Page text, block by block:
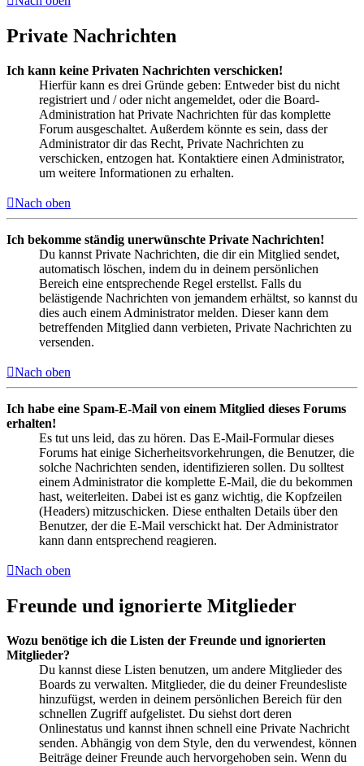
Private Nachrichten
Ich kann keine Privaten Nachrichten verschicken!
Hierfür kann es drei Gründe geben: Entweder bist du nicht
registriert und / oder nicht angemeldet, oder die Board-
Administration hat Private Nachrichten für das komplette
Forum ausgeschaltet. Außerdem könnte es sein, dass der
Administrator dir das Recht, Private Nachrichten zu
verschicken, entzogen hat. Kontaktiere einen Administrator,
um weitere Informationen zu erhalten.
Nach oben
Ich bekomme ständig unerwünschte Private Nachrichten!
Du kannst Private Nachrichten, die dir ein Mitglied sendet,
automatisch löschen, indem du in deinem persönlichen
Bereich eine entsprechende Regel erstellst. Falls du
belästigende Nachrichten von jemandem erhältst, so kannst du
dies auch einem Administrator melden. Dieser kann dem
betreffenden Mitglied dann verbieten, Private Nachrichten zu
versenden.
Nach oben
Ich habe eine Spam-E-Mail von einem Mitglied dieses Forums
erhalten!
Es tut uns leid, das zu hören. Das E-Mail-Formular dieses
Forums hat einige Sicherheitsvorkehrungen, die Benutzer, die
solche Nachrichten senden, identifizieren sollen. Du solltest
einem Administrator die komplette E-Mail, die du bekommen
hast, weiterleiten. Dabei ist es ganz wichtig, die Kopfzeilen
(Headers) mitzuschicken. Diese enthalten Details über den
Benutzer, der die E-Mail verschickt hat. Der Administrator
kann dann entsprechend reagieren.
Nach oben
Freunde und ignorierte Mitglieder
Wozu benötige ich die Listen der Freunde und ignorierten
Mitglieder?
Du kannst diese Listen benutzen, um andere Mitglieder des
Boards zu verwalten. Mitglieder, die du deiner Freundesliste
hinzufügst, werden in deinem persönlichen Bereich für den
schnellen Zugriff aufgelistet. Du siehst dort deren
Onlinestatus und kannst ihnen schnell eine Private Nachricht
senden. Abhängig von dem Style, den du verwendest, können
Beiträge deiner Freunde auch hervorgehoben sein. Wenn du